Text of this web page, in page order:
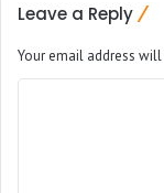
Leave a Reply
Your email address